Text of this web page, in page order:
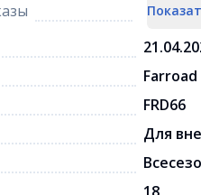
Farroad
FRD66
Для